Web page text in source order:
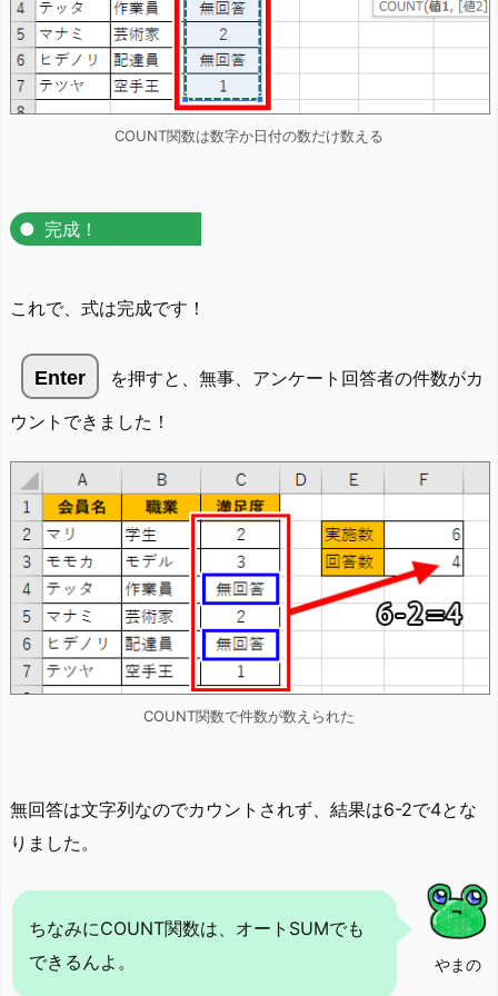
COUNT関数は数字か日付の数だけ数える
完成！
これで、式は完成です！
Enter
を押すと、無事、アンケート回答者の件数がカ
ウントできました！
COUNT関数で件数が数えられた
無回答は文字列なのでカウントされず、結果は6-2で4とな
りました。
やまの
ちなみにCOUNT関数は、オートSUMでも
できるんよ。